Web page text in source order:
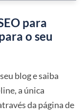
para
o seu
blog e saiba
a única
da página de